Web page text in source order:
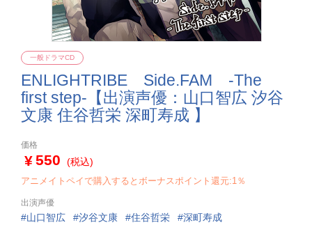
ENLIGHTRIBE Side.FAM -The
first step-【出演声優：山口智広 汐谷
文康 住谷哲栄 深町寿成 】
一般ドラマCD
価格
550 (税込)
アニメイトペイで購入するとボーナスポイント還元:1％
出演声優
山口智広 汐谷文康 住谷哲栄 深町寿成